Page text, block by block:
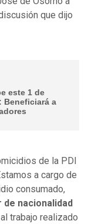
que dijo
este 1 de
Beneficiará a
de la PDI
a cargo de
consumado,
nacionalidad
trabajo realizado